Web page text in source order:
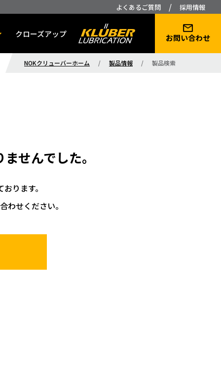
よくあるご質問 / 採用情報
クローズアップ お問い合わせ
NOKクリューバーホーム / 製品情報 / 製品検索
せんでした。
ります。
わせください。